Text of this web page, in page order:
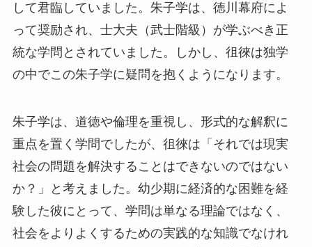
して君臨していました。朱子学は、徳川幕府によ
って奨励され、士大夫（武士階級）が学ぶべき正
統な学問とされていました。しかし、徂徠は独学
の中でこの朱子学に疑問を抱くようになります。
朱子学は、道徳や倫理を重視し、形式的な解釈に
重点を置く学問でしたが、徂徠は「それでは現実
社会の問題を解決することはできないのではない
か？」と考えました。幼少期に経済的な困難を経
験した彼にとって、学問は単なる理論ではなく、
社会をよりよくするための実践的な知識でなけれ